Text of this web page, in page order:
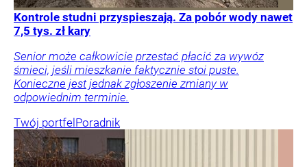
Kontrole studni przyspieszają. Za pobór wody nawet
7,5 tys. zł kary
Senior może całkowicie przestać płacić za wywóz
śmieci, jeśli mieszkanie faktycznie stoi puste.
Konieczne jest jednak zgłoszenie zmiany w
odpowiednim terminie.
Twój portfel Poradnik